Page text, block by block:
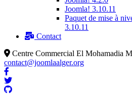
Joomla! 3.10.11
Paquet de mise à
3.10.11
Contact
Centre Commercial El Mohamadia
contact@joomlaalger.org